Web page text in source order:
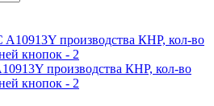
производства КНР, кол-во
кнопок - 2